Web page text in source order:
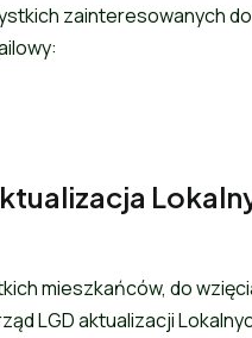
zainteresowanych
mieszkańców, do
LGD aktualizacji